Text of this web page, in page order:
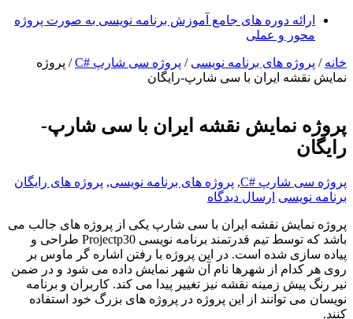
ارائه دوره های جامع آموزش برنامه نویسی به صورت پروژه
محور و عملی
خانه / پروژه های برنامه نویسی / پروژه سی شارپ #C / پروژه
نمایش نقشه ایران با سی شارپ-رایگان
پروژه نمایش نقشه ایران با سی شارپ-
رایگان
پروژه سی شارپ #C , پروژه های برنامه نویسی, پروژه های رایگان
برنامه نویسی ارسال دیدگاه
پروژه نمایش نقشه ایران با سی شارپ یکی از پروژه های جالب می
باشد که توسط تیم قدرتمند برنامه نویسی Projectp30 طراحی و
پیاده سازی شده است. در این پروژه با رفتن اشاره گر ماوس بر
روی هر کدام از شهرها نام آن شهر نمایش داده می شود و در ضمن
نیر رنگ پیش زمینه نقشه نیز تغییر پیدا می کند. کاربران و برنامه
نویسان می توانند از این پروژه در پروژه های بزرگ خود استفاده
کنند.